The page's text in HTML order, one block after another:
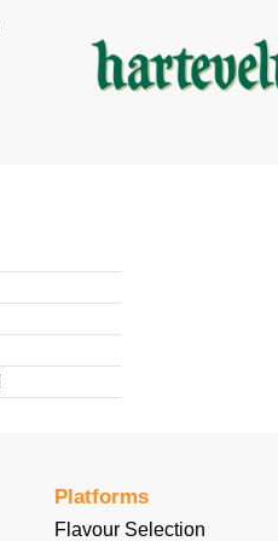
Platforms
Flavour Selection